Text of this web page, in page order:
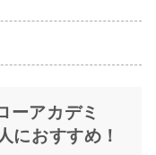
アカデミ
におすすめ！